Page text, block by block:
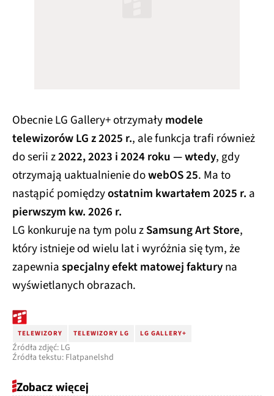
Obecnie LG Gallery+ otrzymałymodele
telewizorów LG z 2025 r., ale funkcja trafi również
do serii z2022, 2023 i 2024 roku — wtedy, gdy
otrzymają uaktualnienie dowebOS 25. Ma to
nastąpić pomiędzyostatnim kwartałem 2025 r. a
pierwszym kw. 2026 r.
LG konkuruje na tym polu zSamsung Art Store,
który istnieje od wielu lat i wyróżnia się tym, że
zapewniaspecjalny efekt matowej fakturyna
wyświetlanych obrazach.
TELEWIZORY TELEWIZORY LG LG GALLERY+
Źródła zdjęć: LG
Źródła tekstu: Flatpanelshd
Zobacz więcej